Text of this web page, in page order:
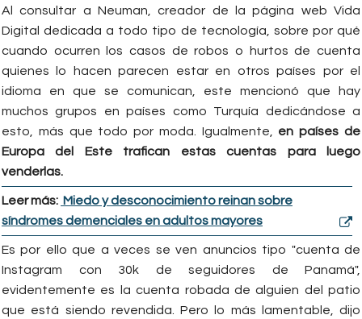
Al consultar a Neuman, creador de la página web Vida
Digital dedicada a todo tipo de tecnología, sobre por qué
cuando ocurren los casos de robos o hurtos de cuenta
quienes lo hacen parecen estar en otros países por el
idioma en que se comunican, este mencionó que hay
muchos grupos en países como Turquía dedicándose a
esto, más que todo por moda. Igualmente, en países de
Europa del Este trafican estas cuentas para luego
venderlas.
Leer más: Miedo y desconocimiento reinan sobre
síndromes demenciales en adultos mayores
Es por ello que a veces se ven anuncios tipo "cuenta de
Instagram con 30k de seguidores de Panamá",
evidentemente es la cuenta robada de alguien del patio
que está siendo revendida. Pero lo más lamentable, dijo